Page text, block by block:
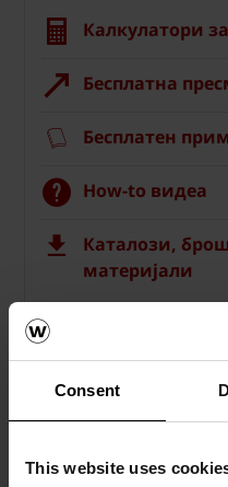
Consent
This website uses
Калкулатори
Бесплатна
Бесплатен
How-to видеа
Каталози,
материјали